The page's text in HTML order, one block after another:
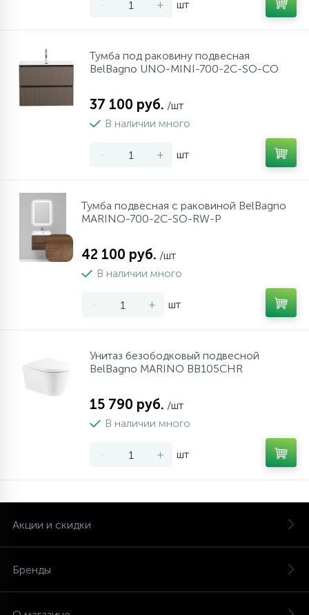
- + шт
Тумба под раковину подвесная
BelBagno UNO-MINI-700-2C-SO-СO
37 100 руб. /шт
В наличии много
- + шт
Тумба подвесная с раковиной BelBagno
MARINO-700-2C-SO-RW-P
42 100 руб. /шт
В наличии много
- + шт
Унитаз безободковый подвесной
BelBagno MARINO BB105CHR
15 790 руб. /шт
В наличии много
- + шт
Акции и скидки
Бренды